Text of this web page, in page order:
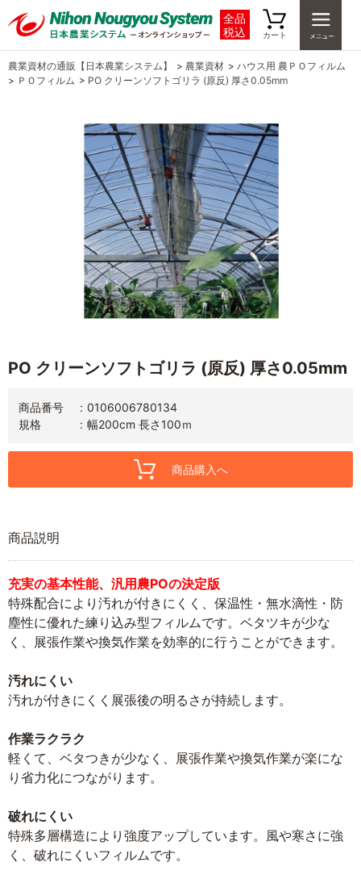
全品
税込
カート
農業資材の通販【日本農業システム】 > 農業資材 > ハウス用 農ＰＯフィルム
> ＰＯフィルム > PO クリーンソフトゴリラ (原反) 厚さ0.05mm
PO クリーンソフトゴリラ (原反) 厚さ0.05mm
商品番号
0106006780134
規格
幅200cm 長さ100ｍ
商品購入へ
商品説明
充実の基本性能、汎用農POの決定版
特殊配合により汚れが付きにくく、保温性・無水滴性・防
塵性に優れた練り込み型フィルムです。ベタツキが少な
く、展張作業や換気作業を効率的に行うことができます。
汚れにくい
汚れが付きにくく展張後の明るさが持続します。
作業ラクラク
軽くて、ベタつきが少なく、展張作業や換気作業が楽にな
り省力化につながります。
破れにくい
特殊多層構造により強度アップしています。風や寒さに強
く、破れにくいフィルムです。